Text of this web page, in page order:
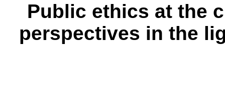
Public ethics at the
perspectives in the